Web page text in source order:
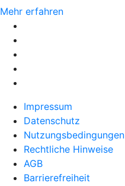
Mehr erfahren
Impressum
Datenschutz
Nutzungsbedingungen
Rechtliche Hinweise
AGB
Barrierefreiheit